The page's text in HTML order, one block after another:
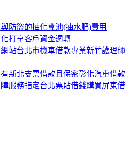
防盜的抽化糞池(抽水肥)費用
打享客戶資金週轉
站台北市機車借款專業新竹護理師
新北支票借款且保密彰化汽車借款
服務指定台北票貼借錢購買屏東借